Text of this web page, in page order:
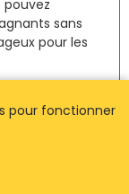
pouvez
sans
pour les
?
départs
pour fonctionner